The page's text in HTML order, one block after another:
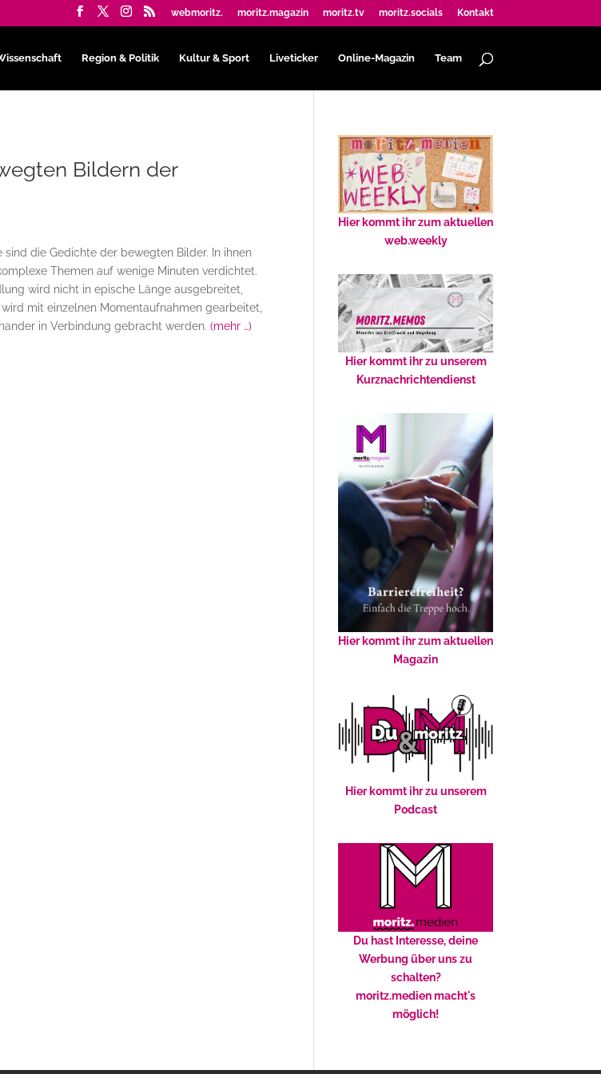
webmoritz. moritz.magazin moritz.tv moritz.socials Kontakt
Region & Politik Kultur & Sport Liveticker Online-Magazin Team
Bildern der
sind die Gedichte der bewegten Bilder. In ihnen
Themen auf wenige Minuten verdichtet.
wird nicht in epische Länge ausgebreitet,
mit einzelnen Momentaufnahmen gearbeitet,
in Verbindung gebracht werden.(mehr …)
Hier kommt ihr zum aktuellen
web.weekly
Hier kommt ihr zu unserem
Kurznachrichtendienst
Hier kommt ihr zum aktuellen
Magazin
Hier kommt ihr zu unserem
Podcast
Du hast Interesse, deine
Werbung über uns zu
schalten?
moritz.medien macht's
möglich!